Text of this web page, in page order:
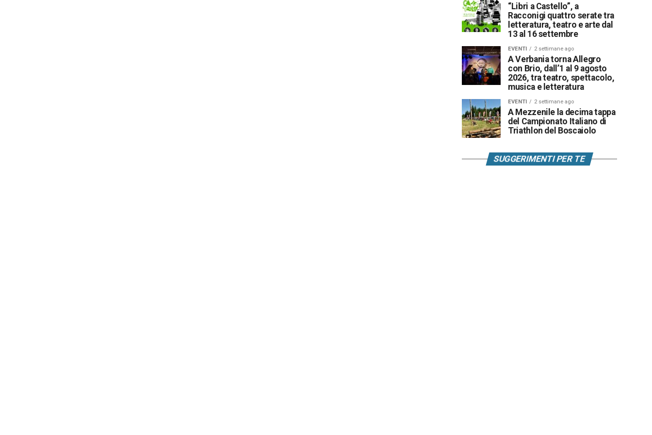
“Libri a Castello”, a
Racconigi quattro serate tra
letteratura, teatro e arte dal
13 al 16 settembre
EVENTI 2 settimane ago
A Verbania torna Allegro
con Brio, dall’1 al 9 agosto
2026, tra teatro, spettacolo,
musica e letteratura
EVENTI 2 settimane ago
A Mezzenile la decima tappa
del Campionato Italiano di
Triathlon del Boscaiolo
SUGGERIMENTI PER TE